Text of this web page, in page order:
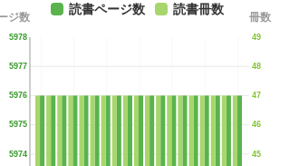
5974
5975
5976
5977
5978
ジ数
45
46
47
48
49
冊数
読書ページ数 読書冊数